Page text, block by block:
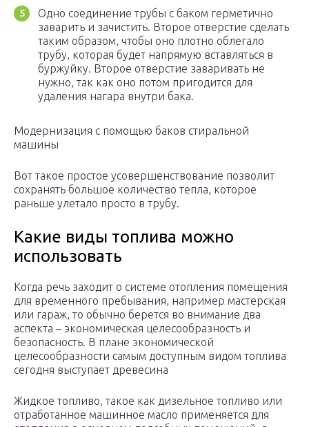
Одно соединение трубы с баком герметично
заварить и зачистить. Второе отверстие сделать
таким образом, чтобы оно плотно облегало
трубу, которая будет напрямую вставляться в
буржуйку. Второе отверстие заваривать не
нужно, так как оно потом пригодится для
удаления нагара внутри бака.
Модернизация с помощью баков стиральной
машины
Вот такое простое усовершенствование позволит
сохранять большое количество тепла, которое
раньше улетало просто в трубу.
Какие виды топлива можно
использовать
Когда речь заходит о системе отопления помещения
для временного пребывания, например мастерская
или гараж, то обычно берется во внимание два
аспекта – экономическая целесообразность и
безопасность. В плане экономической
целесообразности самым доступным видом топлива
сегодня выступает древесина
Жидкое топливо, такое как дизельное топливо или
отработанное машинное масло применяется для